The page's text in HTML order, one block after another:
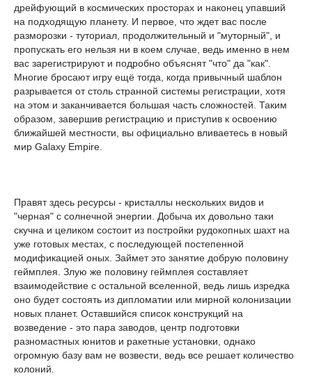
дрейфующий в космических просторах и наконец упавший
на подходящую планету. И первое, что ждет вас после
разморозки - туториал, продолжительный и "муторный", и
пропускать его нельзя ни в коем случае, ведь именно в нем
вас зарегистрируют и подробно объяснят "что" да "как".
Многие бросают игру ещё тогда, когда привычный шаблон
разрывается от столь странной системы регистрации, хотя
на этом и заканчивается большая часть сложностей. Таким
образом, завершив регистрацию и приступив к освоению
ближайшей местности, вы официально вливаетесь в новый
мир Galaxy Empire.
Правят здесь ресурсы - кристаллы нескольких видов и
"черная" с солнечной энергии. Добыча их довольно таки
скучна и целиком состоит из постройки рудокопных шахт на
уже готовых местах, с последующей постепенной
модификацией оных. Займет это занятие добрую половину
геймплея. Злую же половину геймплея составляет
взаимодействие с остальной вселенной, ведь лишь изредка
оно будет состоять из дипломатии или мирной колонизации
новых планет. Оставшийся список конструкций на
возведение - это пара заводов, центр подготовки
разномастных юнитов и ракетные установки, однако
огромную базу вам не возвести, ведь все решает количество
колоний.